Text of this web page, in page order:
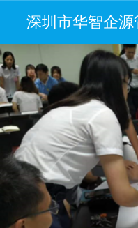
深圳市华智企源